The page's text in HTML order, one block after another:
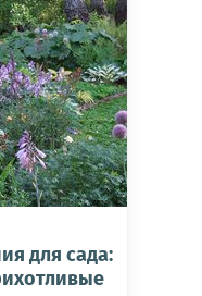
для сада: